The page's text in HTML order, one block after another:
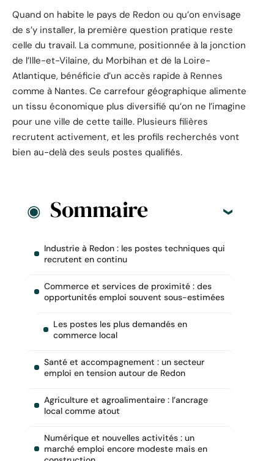
Quand on habite le pays de Redon ou qu’on envisage
de s’y installer, la première question pratique reste
celle du travail. La commune, positionnée à la jonction
de l’Ille-et-Vilaine, du Morbihan et de la Loire-
Atlantique, bénéficie d’un accès rapide à Rennes
comme à Nantes. Ce carrefour géographique alimente
un tissu économique plus diversifié qu’on ne l’imagine
pour une ville de cette taille. Plusieurs filières
recrutent activement, et les profils recherchés vont
bien au-delà des seuls postes qualifiés.
Sommaire
Industrie à Redon : les postes techniques qui
recrutent en continu
Commerce et services de proximité : des
opportunités emploi souvent sous-estimées
Les postes les plus demandés en
commerce local
Santé et accompagnement : un secteur
emploi en tension autour de Redon
Agriculture et agroalimentaire : l’ancrage
local comme atout
Numérique et nouvelles activités : un
marché emploi encore modeste mais en